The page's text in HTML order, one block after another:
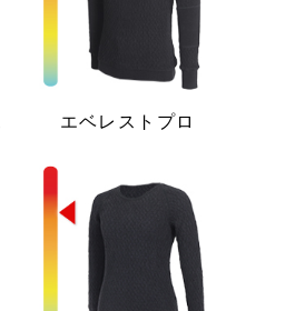
エベレストプロ